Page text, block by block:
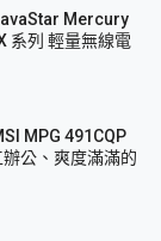
Mercury
系列 輕量無線電
MPG 491CQP
公、爽度滿滿的